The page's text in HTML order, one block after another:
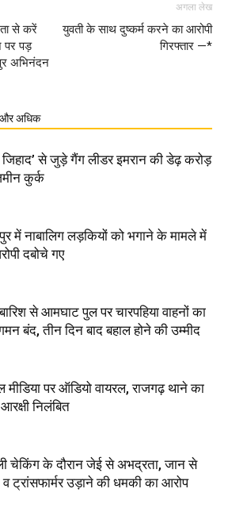
से करें
पर पड़
अभिनंदन
अगला लेख
युवती के साथ दुष्कर्म करने का आरोपी
गिरफ्तार —*
अधिक
जिहाद’ से जुड़े गैंग लीडर इमरान की डेढ़ करोड़
कुर्क
में नाबालिग लड़कियों को भगाने के मामले में
दबोचे गए
बारिश से आमघाट पुल पर चारपहिया वाहनों का
बंद, तीन दिन बाद बहाल होने की उम्मीद
मीडिया पर ऑडियो वायरल, राजगढ़ थाने का
निलंबित
चेकिंग के दौरान जेई से अभद्रता, जान से
व ट्रांसफार्मर उड़ाने की धमकी का आरोप